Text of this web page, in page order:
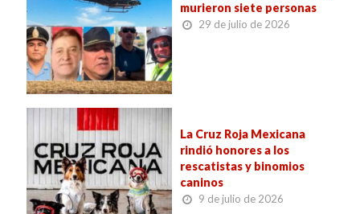
murieron siete personas
29 de julio de 2026
La Cruz Roja Mexicana
rindió honores a los
rescatistas y binomios
caninos
9 de julio de 2026